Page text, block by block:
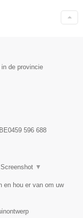
de provincie
BE0459 596 688
Screenshot ▼
en hou er van om uw